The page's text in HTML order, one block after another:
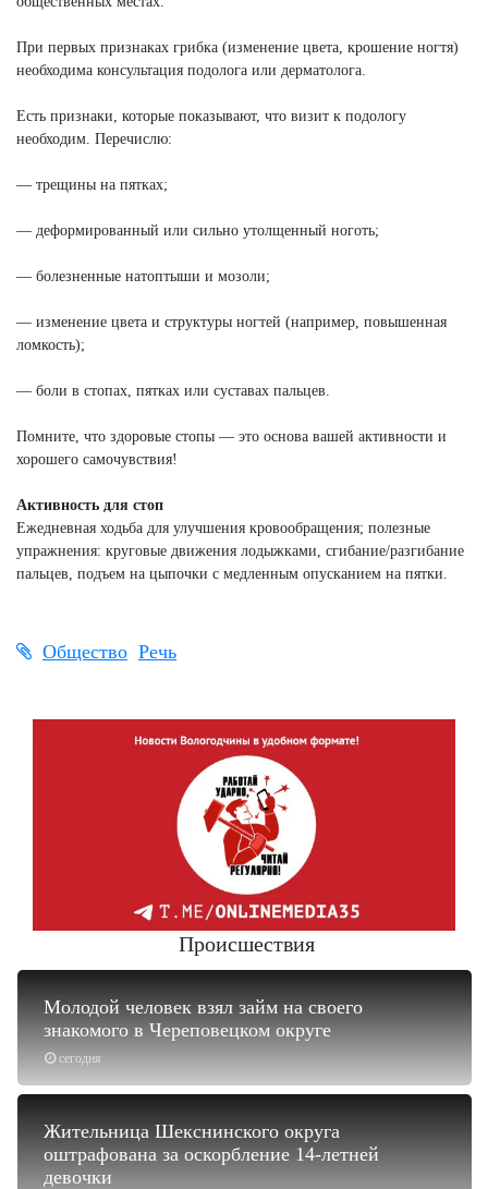
При первых признаках грибка (изменение цвета, крошение ногтя)
необходима консультация подолога или дерматолога.
Есть признаки, которые показывают, что визит к подологу
необходим. Перечислю:
— трещины на пятках;
— деформированный или сильно утолщенный ноготь;
— болезненные натоптыши и мозоли;
— изменение цвета и структуры ногтей (например, повышенная
ломкость);
— боли в стопах, пятках или суставах пальцев.
Помните, что здоровые стопы — это основа вашей активности и
хорошего самочувствия!
Активность для стоп
Ежедневная ходьба для улучшения кровообращения; полезные
упражнения: круговые движения лодыжками, сгибание/разгибание
пальцев, подъем на цыпочки с медленным опусканием на пятки.
Общество Речь
Происшествия
сегодня
Молодой человек взял займ на своего
знакомого в Череповецком округе
Жительница Шекснинского округа
оштрафована за оскорбление 14-летней
девочки